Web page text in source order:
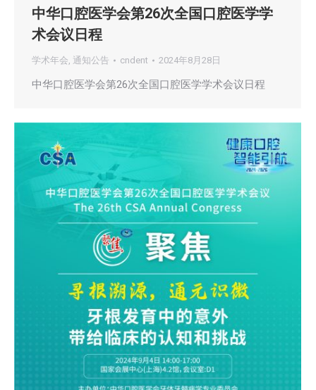
中华口腔医学会第26次全国口腔医学学
术会议日程
学术年会, 通知公告 cndent 2024年8月28日
中华口腔医学会第26次全国口腔医学学术会议日程